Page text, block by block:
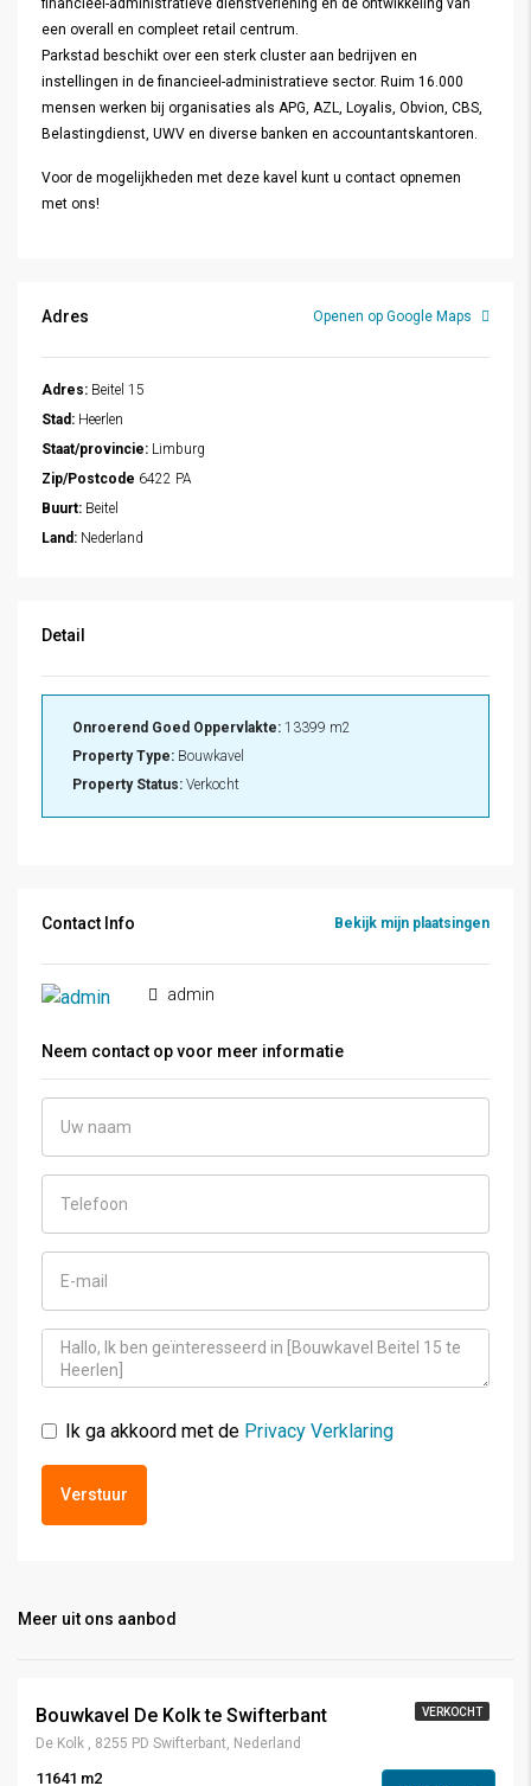
financieel-administratieve dienstverlening en de ontwikkeling van
een overall en compleet retail centrum.
Parkstad beschikt over een sterk cluster aan bedrijven en
instellingen in de financieel-administratieve sector. Ruim 16.000
mensen werken bij organisaties als APG, AZL, Loyalis, Obvion, CBS,
Belastingdienst, UWV en diverse banken en accountantskantoren.
Voor de mogelijkheden met deze kavel kunt u contact opnemen
met ons!
Adres Openen op Google Maps
Adres: Beitel 15
Stad: Heerlen
Staat/provincie: Limburg
Zip/Postcode 6422 PA
Buurt: Beitel
Land: Nederland
Detail
Onroerend Goed Oppervlakte: 13399 m2
Property Type: Bouwkavel
Property Status: Verkocht
Contact Info Bekijk mijn plaatsingen
admin
Neem contact op voor meer informatie
Ik ga akkoord met de Privacy Verklaring
Verstuur
Meer uit ons aanbod
VERKOCHT
Bouwkavel De Kolk te Swifterbant
De Kolk , 8255 PD Swifterbant, Nederland
11641 m2